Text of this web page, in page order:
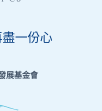
一份心
展基金會